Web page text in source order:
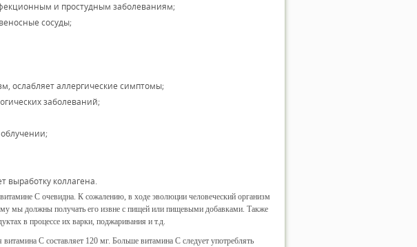
и простудным заболеваниям;
сосуды;
ослабляет аллергические симптомы;
заболеваний;
выработку коллагена.
С очевидна. К сожалению, в ходе эволюции человеческий организм
мы должны получать его извне с пищей или пищевыми добавками. Также
в процессе их варки, поджаривания и т.д.
С составляет 120 мг. Больше витамина С следует употреблять